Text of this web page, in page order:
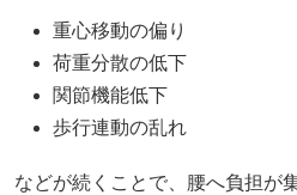
重心移動の偏り
荷重分散の低下
関節機能低下
歩行連動の乱れ
などが続くことで、腰へ負担が